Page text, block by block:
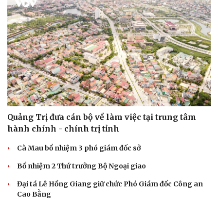
Du lịch
Tư vấn
Săn Tour
check-in
Podcast
Câu chuyện thời sự
Cửa sổ tình yêu
Kể chuyện cho bé
Quảng Trị đưa cán bộ về làm việc tại trung tâm
hành chính - chính trị tỉnh
Cà Mau bổ nhiệm 3 phó giám đốc sở
Bổ nhiệm 2 Thứ trưởng Bộ Ngoại giao
Đại tá Lê Hồng Giang giữ chức Phó Giám đốc Công an
Cao Bằng